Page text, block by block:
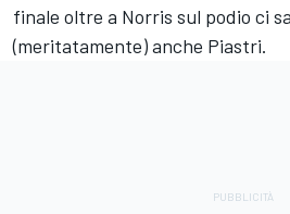
finale oltre a Norris sul podio ci
(meritatamente) anche Piastri.